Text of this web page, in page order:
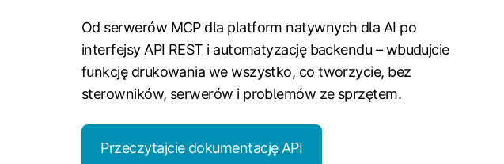
Od serwerów MCP dla platform natywnych dla AI po
interfejsy API REST i automatyzację backendu – wbudujcie
funkcję drukowania we wszystko, co tworzycie, bez
sterowników, serwerów i problemów ze sprzętem.
Przeczytajcie dokumentację API